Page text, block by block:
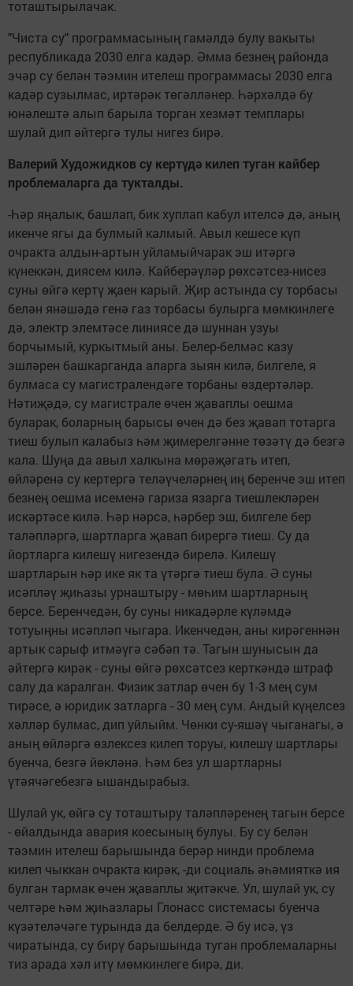
тоташтырылачак.
"Чиста су" программасының гамәлдә булу вакыты
республикада 2030 елга кадәр. Әмма безнең районда
эчәр су белән тәэмин ителеш программасы 2030 елга
кадәр сузылмас, иртәрәк төгәлләнер. Һәрхәлдә бу
юнәлештә алып барыла торган хезмәт темплары
шулай дип әйтергә тулы нигез бирә.
Валерий Художидков су кертүдә килеп туган кайбер
проблемаларга да тукталды.
-Һәр яңалык, башлап, бик хуплап кабул ителсә дә, аның
икенче ягы да булмый калмый. Авыл кешесе күп
очракта алдын-артын уйламыйчарак эш итәргә
күнеккән, диясем килә. Кайберәүләр рөхсәтсез-нисез
суны өйгә кертү җаен карый. Җир астында су торбасы
белән янәшәдә генә газ торбасы булырга мөмкинлеге
дә, электр элемтәсе линиясе дә шуннан узуы
борчымый, куркытмый аны. Белер-белмәс казу
эшләрен башкарганда аларга зыян килә, билгеле, я
булмаса су магистралендәге торбаны өздертәләр.
Нәтиҗәдә, су магистрале өчен җаваплы оешма
буларак, боларның барысы өчен дә без җавап тотарга
тиеш булып калабыз һәм җимерелгәнне төзәтү дә безгә
кала. Шуңа да авыл халкына мөрәҗәгать итеп,
өйләренә су кертергә теләүчеләрнең иң беренче эш итеп
безнең оешма исеменә гариза язарга тиешлекләрен
искәртәсе килә. Һәр нәрсә, һәрбер эш, билгеле бер
таләпләргә, шартларга җавап бирергә тиеш. Су да
йортларга килешү нигезендә бирелә. Килешү
шартларын һәр ике як та үтәргә тиеш була. Ә суны
исәпләү җиһазы урнаштыру - мөһим шартларның
берсе. Беренчедән, бу суны никадәрле күләмдә
тотуыңны исәпләп чыгара. Икенчедән, аны кирәгеннән
артык сарыф итмәүгә сәбәп тә. Тагын шунысын да
әйтергә кирәк - суны өйгә рөхсәтсез керткәндә штраф
салу да каралган. Физик затлар өчен бу 1-3 мең сум
тирәсе, ә юридик затларга - 30 мең сум. Андый күңелсез
хәлләр булмас, дип уйлыйм. Чөнки су-яшәү чыганагы, ә
аның өйләргә өзлексез килеп торуы, килешү шартлары
буенча, безгә йөкләнә. Һәм без ул шартларны
үтәячәгебезгә ышандырабыз.
Шулай ук, өйгә су тоташтыру таләпләренең тагын берсе
- өйалдында авария коесының булуы. Бу су белән
тәэмин ителеш барышында берәр нинди проблема
килеп чыккан очракта кирәк, -ди социаль әһәмияткә ия
булган тармак өчен җаваплы җитәкче. Ул, шулай ук, су
челтәре һәм җиһазлары Глонасс системасы буенча
күзәтеләчәге турында да белдерде. Ә бу исә, үз
чиратында, су бирү барышында туган проблемаларны
тиз арада хәл итү мөмкинлеге бирә, ди.